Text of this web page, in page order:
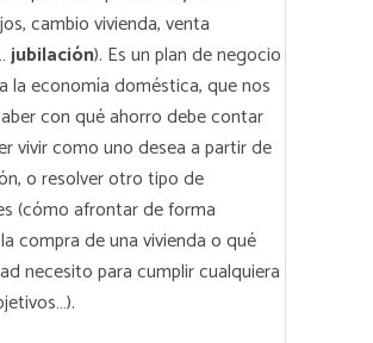
cambio vivienda, venta
jubilación). Es un plan de negocio
la economía doméstica, que nos
con qué ahorro debe contar
vivir como uno desea a partir de
o resolver otro tipo de
(cómo afrontar de forma
compra de una vivienda o qué
necesito para cumplir cualquiera